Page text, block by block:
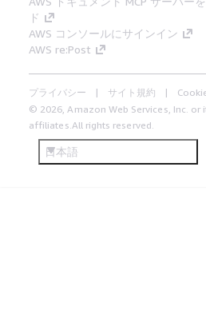
ド
AWS コンソールにサインイン
AWS re:Post
プライバシー サイト規約
© 2026, Amazon Web Services, Inc. or
affiliates.All rights reserved.
日本語